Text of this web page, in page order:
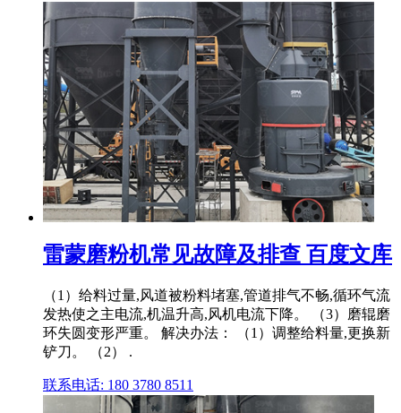
雷蒙磨粉机常见故障及排查 百度文库
（1）给料过量,风道被粉料堵塞,管道排气不畅,循环气流
发热使之主电流,机温升高,风机电流下降。 （3）磨辊磨
环失圆变形严重。 解决办法： （1）调整给料量,更换新
铲刀。 （2） .
联系电话: 180 3780 8511